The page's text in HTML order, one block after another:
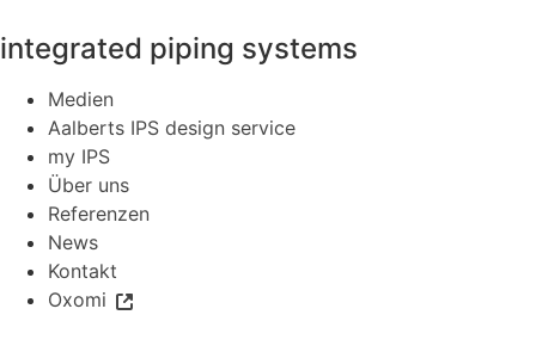
integrated piping systems
Medien
Aalberts IPS design service
my IPS
Über uns
Referenzen
News
Kontakt
Oxomi